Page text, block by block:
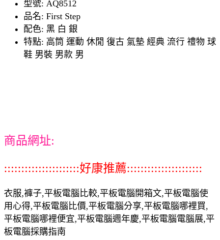
型號: AQ8512
品名: First Step
配色: 黑 白 銀
特點: 高筒 運動 休閒 復古 氣墊 經典 流行 禮物 球
鞋 男裝 男款 男
商品網址:
::::::::::::::::::::::好康推薦::::::::::::::::::::::
衣服,褲子,平板電腦比較,平板電腦開箱文,平板電腦使
用心得,平板電腦比價,平板電腦分享,平板電腦哪裡買,
平板電腦哪裡便宜,平板電腦週年慶,平板電腦電腦展,平
板電腦採購指南